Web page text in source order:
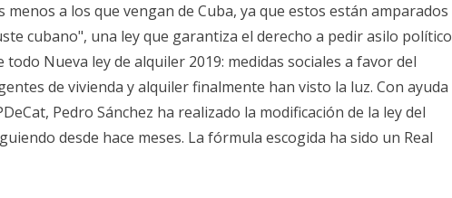
a los que vengan de Cuba, ya que estos están amparados
cubano", una ley que garantiza el derecho a pedir asilo político
Nueva ley de alquiler 2019: medidas sociales a favor del
de vivienda y alquiler finalmente han visto la luz. Con ayuda
Pedro Sánchez ha realizado la modificación de la ley del
desde hace meses. La fórmula escogida ha sido un Real